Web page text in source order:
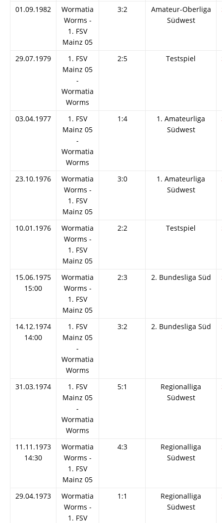
01.09.1982
Wormatia
Worms -
1. FSV
Mainz 05
3:2
Amateur-Oberliga
Südwest
29.07.1979
1. FSV
Mainz 05
-
Wormatia
Worms
2:5 Testspiel
03.04.1977
1. FSV
Mainz 05
-
Wormatia
Worms
1:4
1. Amateurliga
Südwest
23.10.1976
Wormatia
Worms -
1. FSV
Mainz 05
3:0
1. Amateurliga
Südwest
10.01.1976
Wormatia
Worms -
1. FSV
Mainz 05
2:2 Testspiel
15.06.1975
15:00
Wormatia
Worms -
1. FSV
Mainz 05
2:3 2. Bundesliga Süd
14.12.1974
14:00
1. FSV
Mainz 05
-
Wormatia
Worms
3:2 2. Bundesliga Süd
31.03.1974
1. FSV
Mainz 05
-
Wormatia
Worms
5:1
Regionalliga
Südwest
11.11.1973
14:30
Wormatia
Worms -
1. FSV
Mainz 05
4:3
Regionalliga
Südwest
29.04.1973
Wormatia
Worms -
1. FSV
1:1
Regionalliga
Südwest